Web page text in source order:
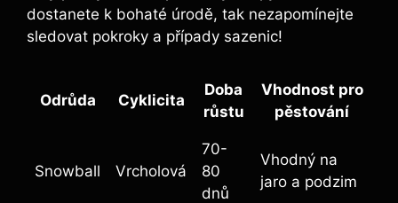
dostanete k bohaté úrodě, tak nezapomínejte
sledovat pokroky a případy sazenic!
Odrůda Cyklicita
Doba
růstu
Vhodnost pro
pěstování
Snowball Vrcholová
70-
80
dnů
Vhodný na
jaro a podzim